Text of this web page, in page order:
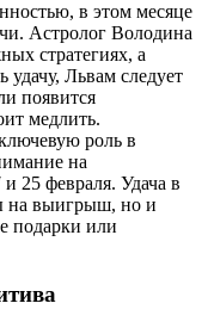
в этом месяце
Астролог Володина
стратегиях, а
удачу, Львам следует
появится
медлить.
роль в
на
25 февраля. Удача в
на выигрыш, но и
подарки или